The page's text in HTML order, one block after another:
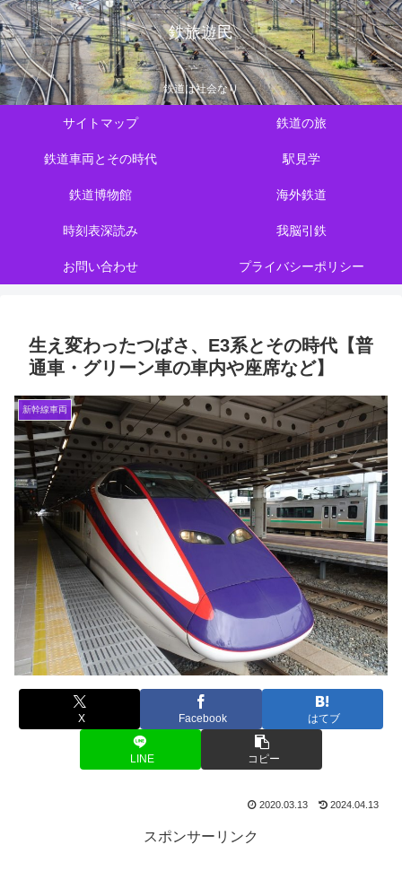
鉄旅遊民
鉄道は社会なり
サイトマップ 鉄道の旅
鉄道車両とその時代 駅見学
鉄道博物館 海外鉄道
時刻表深読み 我脳引鉄
お問い合わせ プライバシーポリシー
生え変わったつばさ、E3系とその時代【普
通車・グリーン車の車内や座席など】
新幹線車両
X Facebook はてブ
LINE コピー
2020.03.13 2024.04.13
スポンサーリンク